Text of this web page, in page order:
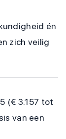
én
zich veilig
(€ 3.157 tot
van een